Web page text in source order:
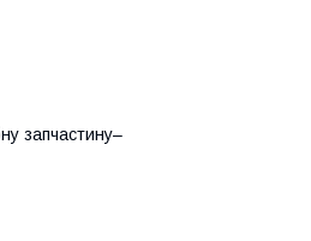
запчастину–